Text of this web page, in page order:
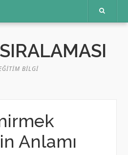
BILGI
Anlamı